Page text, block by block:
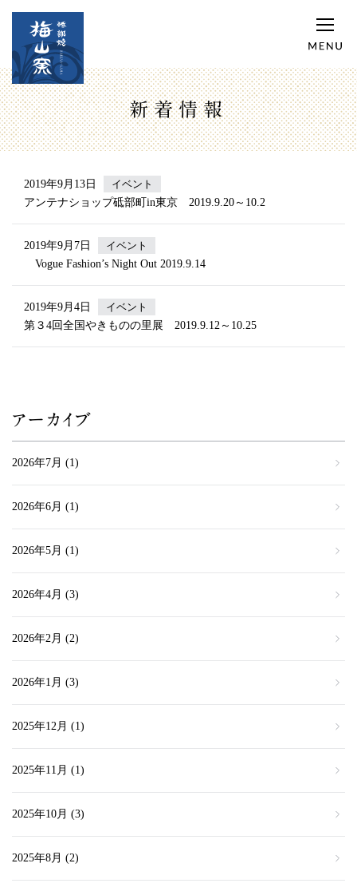
新着情報
2019年9月13日
イベント
アンテナショップ砥部町in東京 2019.9.20～10.2
2019年9月7日
イベント
Vogue Fashion’s Night Out 2019.9.14
2019年9月4日
イベント
第３4回全国やきものの里展 2019.9.12～10.25
アーカイブ
2026年7月 (1)
2026年6月 (1)
2026年5月 (1)
2026年4月 (3)
2026年2月 (2)
2026年1月 (3)
2025年12月 (1)
2025年11月 (1)
2025年10月 (3)
2025年8月 (2)